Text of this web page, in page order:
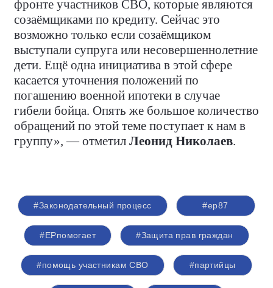
фронте участников СВО, которые являются
созаёмщиками по кредиту. Сейчас это
возможно только если созаёмщиком
выступали супруга или несовершеннолетние
дети. Ещё одна инициатива в этой сфере
касается уточнения положений по
погашению военной ипотеки в случае
гибели бойца. Опять же большое количество
обращений по этой теме поступает к нам в
группу», — отметил Леонид Николаев.
#Законодательный процесс #ер87
#ЕРпомогает #Защита прав граждан
#помощь участникам СВО #партийцы